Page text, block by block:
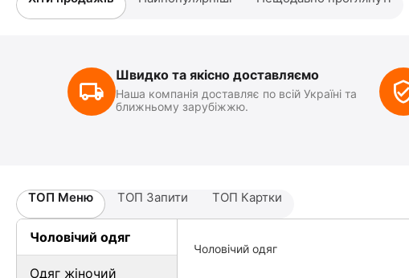
Швидко та якісно доставляємо
Наша компанія доставляє по всій Україні та
ближньому зарубіжжю.
ТОП Меню ТОП Запити ТОП Картки
Чоловічий одяг
Одяг жіночий
Чоловічий одяг